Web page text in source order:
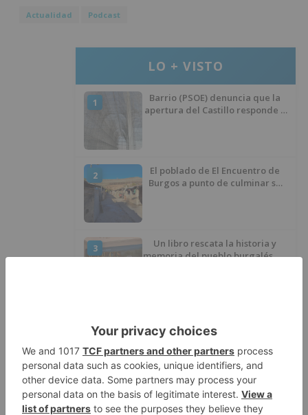
Actualidad Podcast
LO + VISTO
1
Barrio (PSOE) denuncia que la
apertura del Castillo responde a
2
El poblado de El Encuentro de
Burgos a punto de culminar su
3
Un libro rescata la historia y
memoria del pueblo burgalés de
expedientes de regularización
5
El PSOE denuncia que las
piscinas municipales de Burgos